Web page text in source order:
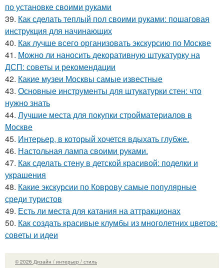
по установке своими руками
39. Как сделать теплый пол своими руками: пошаговая
инструкция для начинающих
40. Как лучше всего организовать экскурсию по Москве
41. Можно ли наносить декоративную штукатурку на
ДСП: советы и рекомендации
42. Какие музеи Москвы самые известные
43. Основные инструменты для штукатурки стен: что
нужно знать
44. Лучшие места для покупки стройматериалов в
Москве
45. Интерьер, в который хочется вдыхать глубже.
46. Настольная лампа своими руками.
47. Как сделать стену в детской красивой: поделки и
украшения
48. Какие экскурсии по Коврову самые популярные
среди туристов
49. Есть ли места для катания на аттракционах
50. Как создать красивые клумбы из многолетних цветов:
советы и идеи
© 2026 Дизайн / интерьер / стиль